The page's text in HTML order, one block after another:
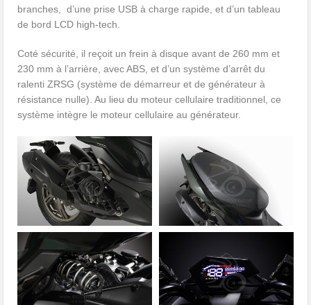
branches, d’une prise USB à charge rapide, et d’un tableau
de bord LCD high-tech.
Coté sécurité, il reçoit un frein à disque avant de 260 mm et
230 mm à l’arrière, avec ABS, et d’un système d’arrêt du
ralenti ZRSG (système de démarreur et de générateur à
résistance nulle). Au lieu du moteur cellulaire traditionnel, ce
système intègre le moteur cellulaire au générateur.